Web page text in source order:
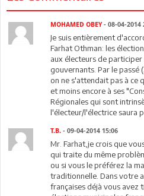
MOHAMED OBEY- 08-04-2014
Je suis entièrement
Farhat Othman: les
aux électeurs de
gouvernants. Par le passé
on ne s'attendait pas à ce
et moins encore à ses
Régionales qui sont
l'électeur/l'électrice saura
T.B. - 09-04-2014 15:06
Mr. Farhat,je crois que
qui traite du même
ou si vous le préférez la
traditionnelle. Dans votre
françaises déjà vous avez